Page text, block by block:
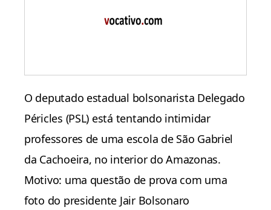
O deputado estadual bolsonarista Delegado
Péricles (PSL) está tentando intimidar
professores de uma escola de São Gabriel
da Cachoeira, no interior do Amazonas.
Motivo: uma questão de prova com uma
foto do presidente Jair Bolsonaro